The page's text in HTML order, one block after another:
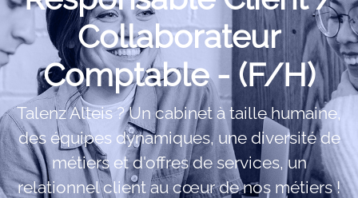
Collaborateur
Comptable - (F/H)
Talenz Alteis ? Un cabinet à taille humaine,
des équipes dynamiques, une diversité de
métiers et d'offres de services, un
relationnel client au cœur de nos métiers !